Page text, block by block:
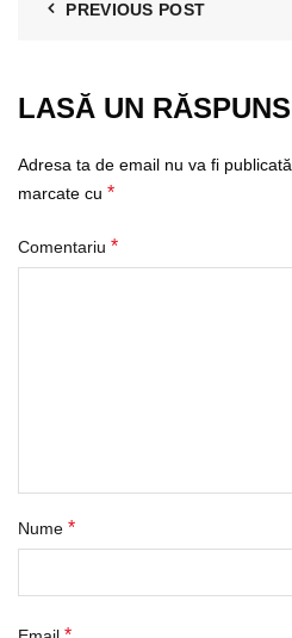
PREVIOUS POST
LASĂ UN RĂSPUNS
Adresa ta de email nu va fi publicată.
marcate cu *
Comentariu *
Nume *